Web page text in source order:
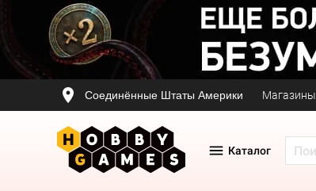
Соединённые Штаты Америки Магазины
Каталог